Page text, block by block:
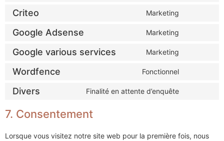
Criteo Marketing
Google Adsense Marketing
Google various services Marketing
Wordfence Fonctionnel
Divers Finalité en attente d’enquête
7. Consentement
Lorsque vous visitez notre site web pour la première fois, nous